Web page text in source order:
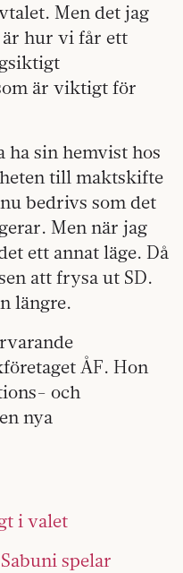
Men det jag
hur vi får ett
är viktigt för
ha sin hemvist hos
till maktskifte
bedrivs som det
Men när jag
ett annat läge. Då
att frysa ut SD.
längre.
ÅF. Hon
och
nya
i valet
spelar